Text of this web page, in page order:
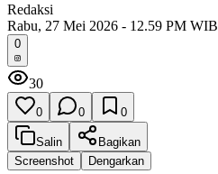
Redaksi
Rabu, 27 Mei 2026 - 12.59 PM WIB
0
30
0 0 0
Salin
Bagikan
Screenshot
Dengarkan